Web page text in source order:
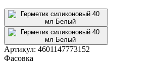
Артикул: 4601147773152
Фасовка